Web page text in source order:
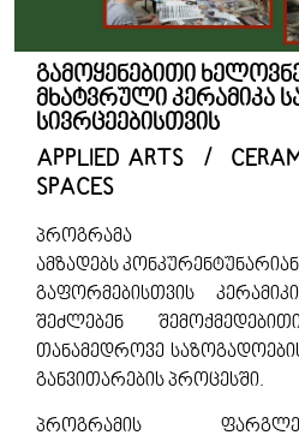
გამოყენებითი
მხატვრული კერამიკა
სივრცეებისთვის
APPLIED ARTS /
SPACES
პროგრამა
ამზადებს
გაფორმებისთვის
შეძლებენ
თანამედროვე
განვითარების პროცესში.
პროგრამის